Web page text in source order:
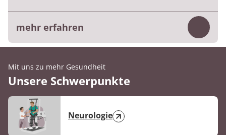
mehr erfahren
Befragung, die die Patientinnen und
Patienten am Ende des Aufenthaltes
beantworten.
Die Ergebnisse beruhen auf 678 Befragungen
aus dem 1. Halbjahr 2026.
Mit uns zu mehr Gesundheit
Unsere Schwerpunkte
Neurologie